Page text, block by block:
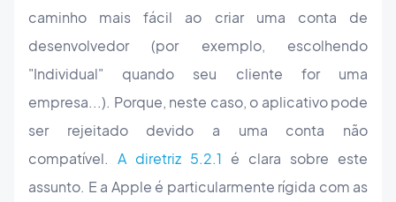
caminho mais fácil ao criar uma conta de
desenvolvedor (por exemplo, escolhendo
"Individual" quando seu cliente for uma
empresa...). Porque, neste caso, o aplicativo pode
ser rejeitado devido a uma conta não
compatível. A diretriz 5.2.1 é clara sobre este
assunto. E a Apple é particularmente rígida com as